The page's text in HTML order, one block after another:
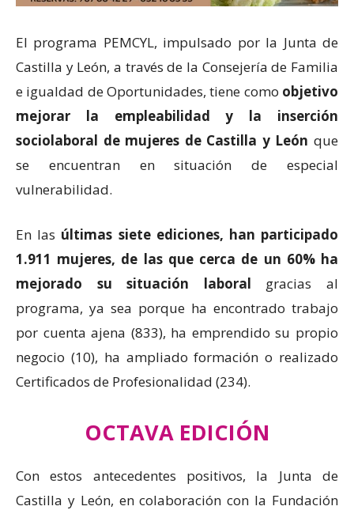
El programa PEMCYL, impulsado por la Junta de
Castilla y León, a través de la Consejería de Familia
e igualdad de Oportunidades, tiene como objetivo
mejorar la empleabilidad y la inserción
sociolaboral de mujeres de Castilla y León que
se encuentran en situación de especial
vulnerabilidad.
En las últimas siete ediciones, han participado
1.911 mujeres, de las que cerca de un 60% ha
mejorado su situación laboral gracias al
programa, ya sea porque ha encontrado trabajo
por cuenta ajena (833), ha emprendido su propio
negocio (10), ha ampliado formación o realizado
Certificados de Profesionalidad (234).
OCTAVA EDICIÓN
Con estos antecedentes positivos, la Junta de
Castilla y León, en colaboración con la Fundación